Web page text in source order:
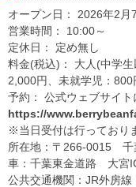
オープン日： 2026年2月
営業時間： 10:00～
定休日： 定め無し
料金(税込)： 大人(中学
2,000円、未就学児：800
予約： 公式ウェブサイト
https://
※当日受付は行っており
所在地：〒266-0015 千
車：千葉東金道路 大宮
公共交通機関：JR外房